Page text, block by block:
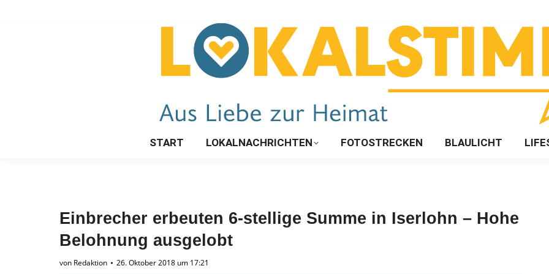
START LOKALNACHRICHTEN FOTOSTRECKEN BLAULICHT
Einbrecher erbeuten 6-stellige Summe in Iserlohn – Hohe
Belohnung ausgelobt
von Redaktion 26. Oktober 2018 um 17:21